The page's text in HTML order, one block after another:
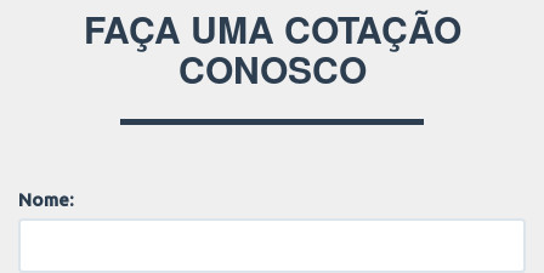
FAÇA UMA COTAÇÃO
CONOSCO
Nome: